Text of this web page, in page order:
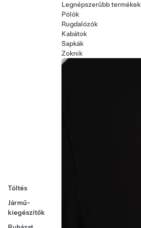
Töltés
Jármű-
kiegészítők
Legnépszerűbb termékek
Pólók
Rugdalózók
Kabátok
Sapkák
Zoknik